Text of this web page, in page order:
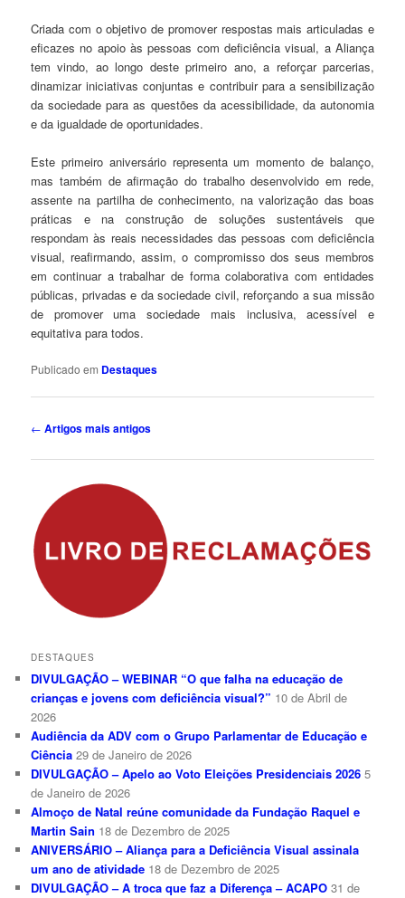
Criada com o objetivo de promover respostas mais articuladas e
eficazes no apoio às pessoas com deficiência visual, a Aliança
tem vindo, ao longo deste primeiro ano, a reforçar parcerias,
dinamizar iniciativas conjuntas e contribuir para a sensibilização
da sociedade para as questões da acessibilidade, da autonomia
e da igualdade de oportunidades.
Este primeiro aniversário representa um momento de balanço,
mas também de afirmação do trabalho desenvolvido em rede,
assente na partilha de conhecimento, na valorização das boas
práticas e na construção de soluções sustentáveis que
respondam às reais necessidades das pessoas com deficiência
visual, reafirmando, assim, o compromisso dos seus membros
em continuar a trabalhar de forma colaborativa com entidades
públicas, privadas e da sociedade civil, reforçando a sua missão
de promover uma sociedade mais inclusiva, acessível e
equitativa para todos.
Publicado em Destaques
Navegação
artigos
← Artigos mais antigos
DESTAQUES
DIVULGAÇÃO – WEBINAR “O que falha na educação de
crianças e jovens com deficiência visual?” 10 de Abril de
2026
Audiência da ADV com o Grupo Parlamentar de Educação e
Ciência 29 de Janeiro de 2026
DIVULGAÇÃO – Apelo ao Voto Eleições Presidenciais 2026 5
de Janeiro de 2026
Almoço de Natal reúne comunidade da Fundação Raquel e
Martin Sain 18 de Dezembro de 2025
ANIVERSÁRIO – Aliança para a Deficiência Visual assinala
um ano de atividade 18 de Dezembro de 2025
DIVULGAÇÃO – A troca que faz a Diferença – ACAPO 31 de